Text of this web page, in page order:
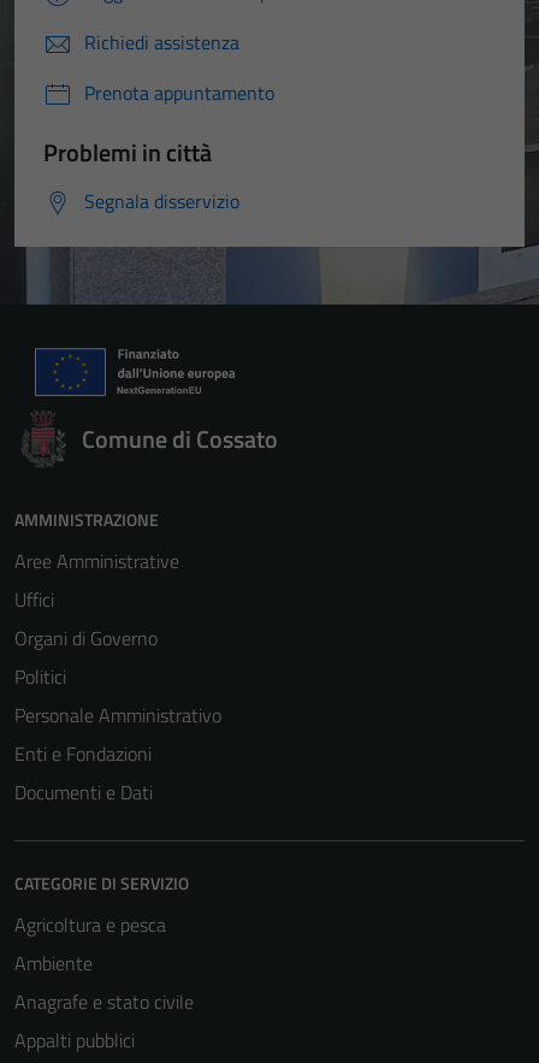
Richiedi assistenza
Prenota appuntamento
Problemi in città
Segnala disservizio
Comune di Cossato
AMMINISTRAZIONE
Aree Amministrative
Uffici
Organi di Governo
Politici
Personale Amministrativo
Enti e Fondazioni
Documenti e Dati
CATEGORIE DI SERVIZIO
Agricoltura e pesca
Ambiente
Anagrafe e stato civile
Appalti pubblici